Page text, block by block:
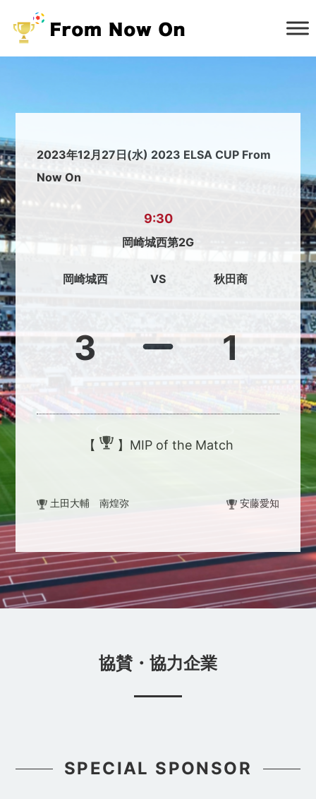
2023年12月27日(水) 2023 ELSA CUP From
Now On
9:30
岡崎城西第2G
岡崎城西
3
VS 秋田商
1
【 】MIP of the Match
土田大輔 南煌弥 安藤愛知
協賛・協力企業
SPECIAL SPONSOR